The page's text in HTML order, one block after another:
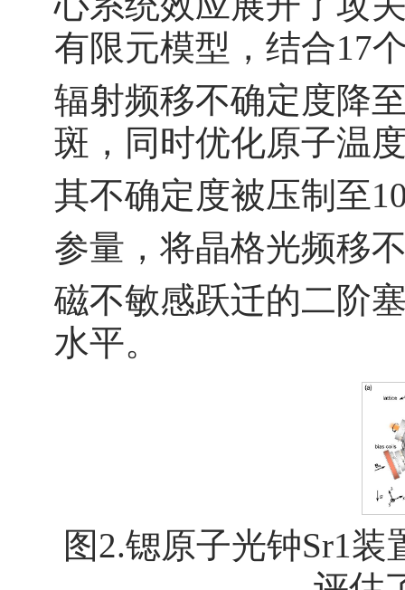
有限元模型，结合17
辐射频移不确定度降
斑，同时优化原子温
其不确定度被压制至
参量，将晶格光频移
磁不敏感跃迁的二阶
水平。
图2.锶原子光钟Sr1